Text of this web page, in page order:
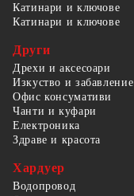
Катинари и ключове
Катинари и ключове
Други
Дрехи и аксесоари
Изкуство и забавление
Офис консумативи
Чанти и куфари
Електроника
Здраве и красота
Хардуер
Водопровод